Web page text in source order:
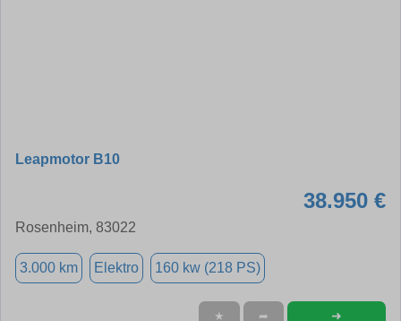
Leapmotor B10
38.950 €
Rosenheim, 83022
3.000 km Elektro 160 kw (218 PS)
★ ➦ ➜